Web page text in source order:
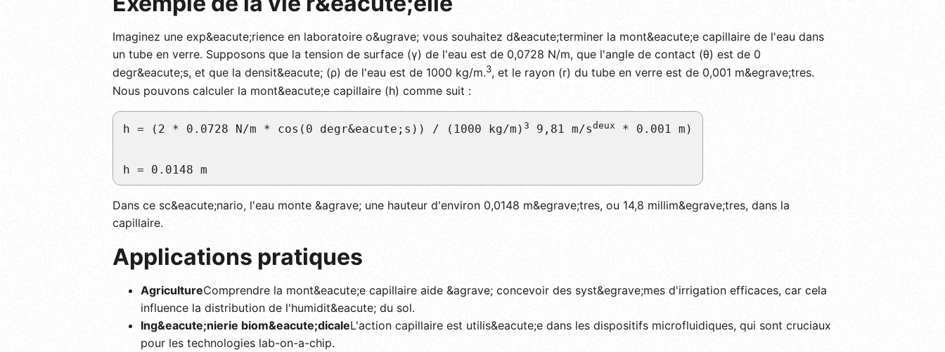
Imaginez une exp&eacute;rience en laboratoire o&ugrave; vous souhaitez d&eacute;terminer la mont&eacute;e capillaire de l'eau dans
un tube en verre. Supposons que la tension de surface (γ) de l'eau est de 0,0728 N/m, que l'angle de contact (θ) est de 0
degr&eacute;s, et que la densit&eacute; (ρ) de l'eau est de 1000 kg/m.3, et le rayon (r) du tube en verre est de 0,001 m&egrave;tres.
Nous pouvons calculer la mont&eacute;e capillaire (h) comme suit :
h = (2 * 0.0728 N/m * cos(0 degr&eacute;s)) / (1000 kg/m) 3 9,81 m/sdeux * 0.001 m)
h = 0.0148 m
Dans ce sc&eacute;nario, l'eau monte &agrave; une hauteur d'environ 0,0148 m&egrave;tres, ou 14,8 millim&egrave;tres, dans la
capillaire.
Applications pratiques
AgricultureComprendre la mont&eacute;e capillaire aide &agrave; concevoir des syst&egrave;mes d'irrigation efficaces, car cela
influence la distribution de l'humidit&eacute; du sol.
Ing&eacute;nierie biom&eacute;dicaleL'action capillaire est utilis&eacute;e dans les dispositifs microfluidiques, qui sont cruciaux
pour les technologies lab-on-a-chip.